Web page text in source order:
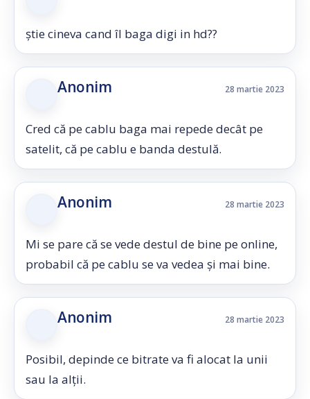
știe cineva cand îl baga digi in hd??
Anonim 28 martie 2023
Cred că pe cablu baga mai repede decât pe
satelit, că pe cablu e banda destulă.
Anonim 28 martie 2023
Mi se pare că se vede destul de bine pe online,
probabil că pe cablu se va vedea și mai bine.
Anonim 28 martie 2023
Posibil, depinde ce bitrate va fi alocat la unii
sau la alții.